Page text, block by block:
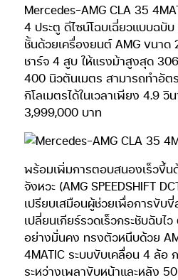
Mercedes-AMG CLA 35
4 ประตู ดีไซน์โฉบเฉี่ยวแบบฉบั
ชั้นด้วยเครื่องยนต์ AMG ขนาด
ชาร์จ 4 สูบ ให้แรงม้าสูงสุด
400 นิวตันเมตร สามารถทำอัต
กิโลเมตรได้ในเวลาเพียง 4.9 วิ
3,999,000 บาท
พร้อมเพิ่มการตอบสนองเร็วขึ้น
จังหวะ (AMG SPEEDSHIFT
เปรียบเสมือนผู้ช่วยเพื่อการขับ
เปลี่ยนเกียร์รวดเร็วกระชับฉับไ
อย่างมั่นคง ทรงตัวหนึบด้วย
4MATIC ระบบขับเคลื่อน 4 ล้อ
ระหว่างเพลาขับหน้าและหลัง